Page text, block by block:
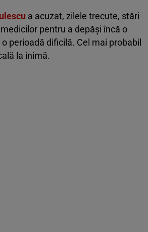
a acuzat, zilele trecute, stări
pentru a depăși încă o
perioadă dificilă. Cel mai probabil
la inimă.